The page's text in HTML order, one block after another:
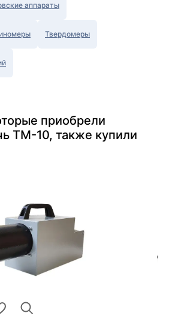
аппараты
Твердомеры
приобрели
ТМ-10, также купили